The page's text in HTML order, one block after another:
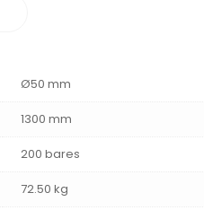
Ø50 mm
1300 mm
200 bares
72.50 kg